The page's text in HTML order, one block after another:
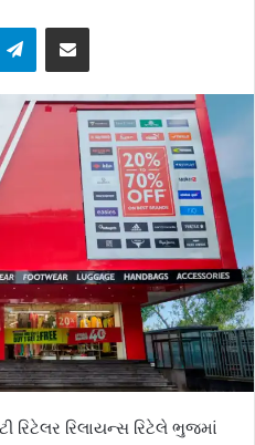
Telegram
રિટેલર રિલાયન્સ રિટેલે ભુજમાં